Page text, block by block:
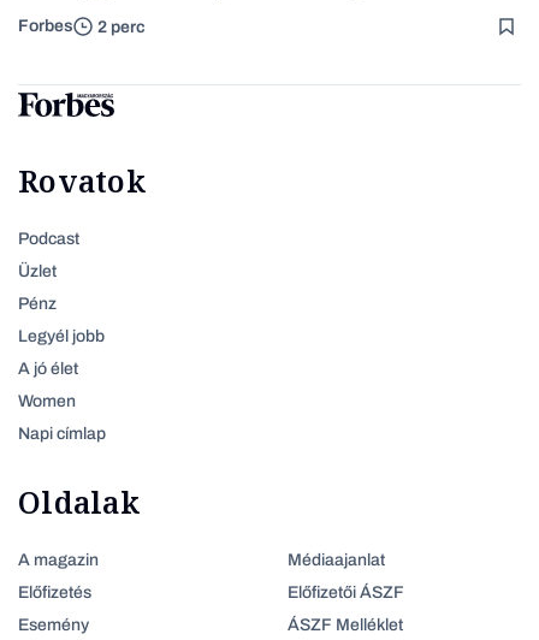
Forbes 2 perc
Rovatok
Podcast
Üzlet
Pénz
Legyél jobb
A jó élet
Women
Napi címlap
Oldalak
A magazin
Előfizetés
Esemény
Médiaajanlat
Előfizetői ÁSZF
ÁSZF Melléklet